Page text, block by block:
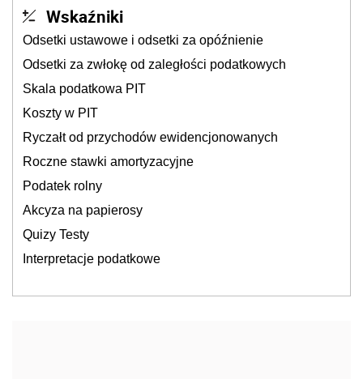
Wskaźniki
Odsetki ustawowe i odsetki za opóźnienie
Odsetki za zwłokę od zaległości podatkowych
Skala podatkowa PIT
Koszty w PIT
Ryczałt od przychodów ewidencjonowanych
Roczne stawki amortyzacyjne
Podatek rolny
Akcyza na papierosy
Quizy Testy
Interpretacje podatkowe